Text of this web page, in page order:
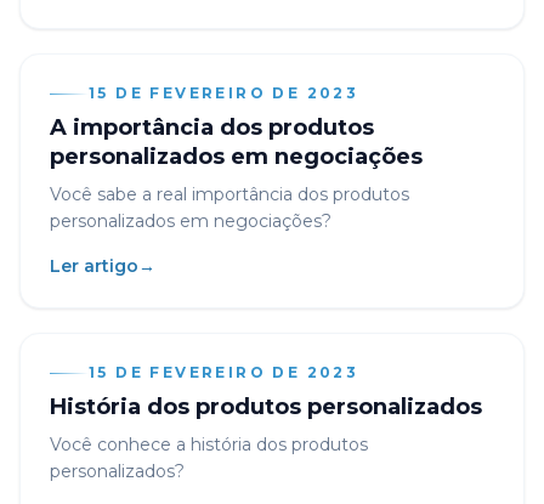
15 DE FEVEREIRO DE 2023
A importância dos produtos
personalizados em negociações
Você sabe a real importância dos produtos
personalizados em negociações?
Ler artigo→
15 DE FEVEREIRO DE 2023
História dos produtos personalizados
Você conhece a história dos produtos
personalizados?